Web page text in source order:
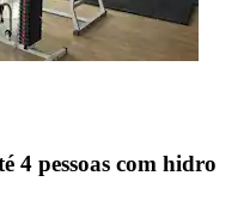
4 pessoas com hidro